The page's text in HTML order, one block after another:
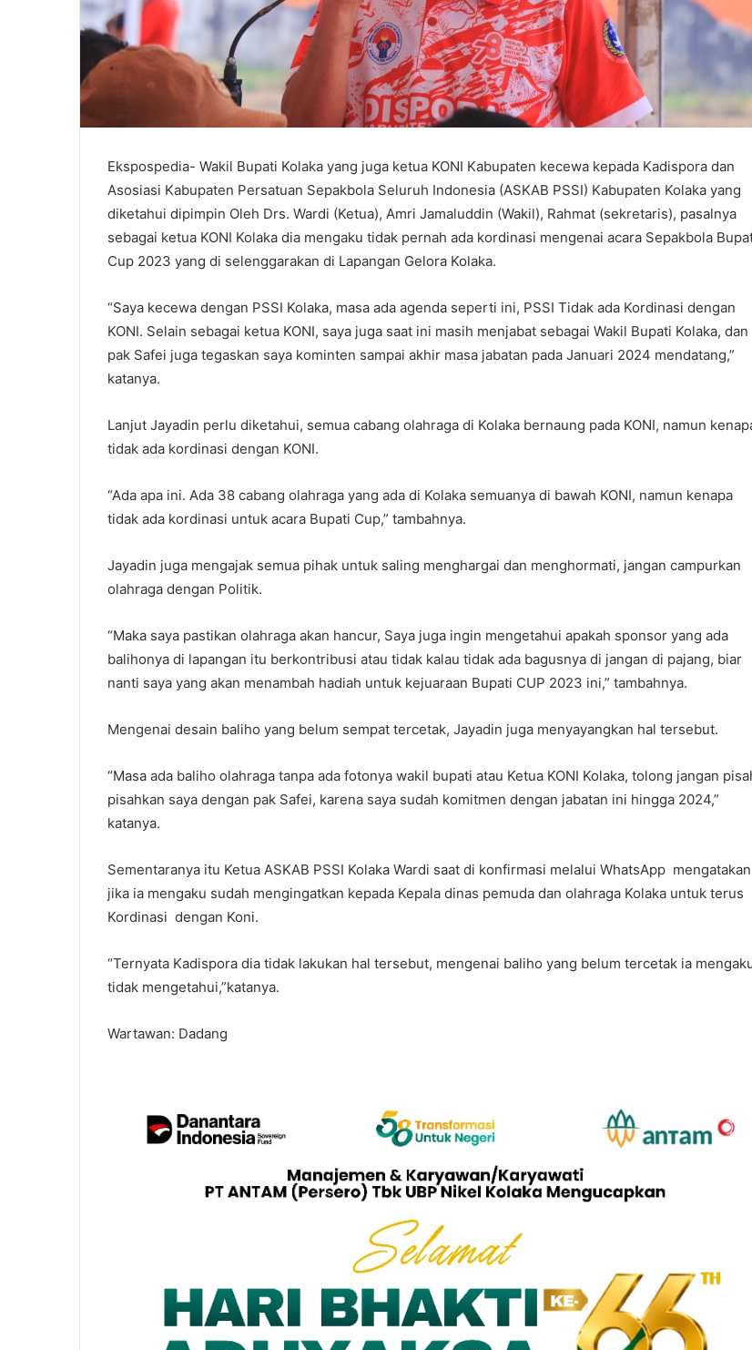
Ekspospedia- Wakil Bupati Kolaka yang juga ketua KONI Kabupaten kecewa kepada Kadispora dan
Asosiasi Kabupaten Persatuan Sepakbola Seluruh Indonesia (ASKAB PSSI) Kabupaten Kolaka yang
diketahui dipimpin Oleh Drs. Wardi (Ketua), Amri Jamaluddin (Wakil), Rahmat (sekretaris), pasalnya
sebagai ketua KONI Kolaka dia mengaku tidak pernah ada kordinasi mengenai acara Sepakbola
Cup 2023 yang di selenggarakan di Lapangan Gelora Kolaka.
“Saya kecewa dengan PSSI Kolaka, masa ada agenda seperti ini, PSSI Tidak ada Kordinasi dengan
KONI. Selain sebagai ketua KONI, saya juga saat ini masih menjabat sebagai Wakil Bupati Kolaka, dan
pak Safei juga tegaskan saya kominten sampai akhir masa jabatan pada Januari 2024 mendatang,”
katanya.
Lanjut Jayadin perlu diketahui, semua cabang olahraga di Kolaka bernaung pada KONI, namun
tidak ada kordinasi dengan KONI.
“Ada apa ini. Ada 38 cabang olahraga yang ada di Kolaka semuanya di bawah KONI, namun kenapa
tidak ada kordinasi untuk acara Bupati Cup,” tambahnya.
Jayadin juga mengajak semua pihak untuk saling menghargai dan menghormati, jangan campurkan
olahraga dengan Politik.
“Maka saya pastikan olahraga akan hancur, Saya juga ingin mengetahui apakah sponsor yang ada
balihonya di lapangan itu berkontribusi atau tidak kalau tidak ada bagusnya di jangan di pajang, biar
nanti saya yang akan menambah hadiah untuk kejuaraan Bupati CUP 2023 ini,” tambahnya.
Mengenai desain baliho yang belum sempat tercetak, Jayadin juga menyayangkan hal tersebut.
“Masa ada baliho olahraga tanpa ada fotonya wakil bupati atau Ketua KONI Kolaka, tolong jangan
pisahkan saya dengan pak Safei, karena saya sudah komitmen dengan jabatan ini hingga 2024,”
katanya.
Sementaranya itu Ketua ASKAB PSSI Kolaka Wardi saat di konfirmasi melalui WhatsApp mengatakan
jika ia mengaku sudah mengingatkan kepada Kepala dinas pemuda dan olahraga Kolaka untuk terus
Kordinasi dengan Koni.
“Ternyata Kadispora dia tidak lakukan hal tersebut, mengenai baliho yang belum tercetak ia
tidak mengetahui,”katanya.
Wartawan: Dadang